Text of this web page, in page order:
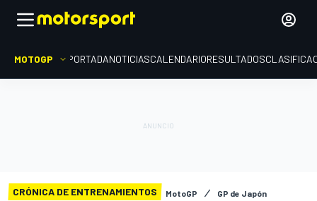
MOTOGP PORTADANOTICIASCALENDARIORESULTADOS
CRÓNICA DE ENTRENAMIENTOS MotoGP GP de Japón